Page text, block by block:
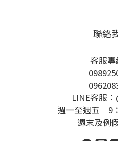
聯絡
客服專
LINE客服
週一至週五 9
週末及例